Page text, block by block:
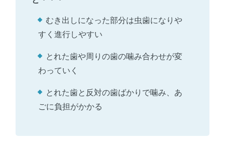
むき出しになった部分は虫歯になりや
すく進行しやすい
とれた歯や周りの歯の噛み合わせが変
わっていく
とれた歯と反対の歯ばかりで噛み、あ
ごに負担がかかる